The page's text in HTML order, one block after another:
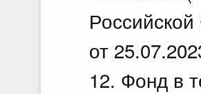
от
12. Фонд в